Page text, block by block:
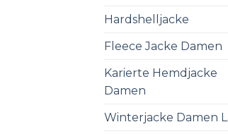
Hardshelljacke
Fleece Jacke Damen
Karierte Hemdjacke
Damen
Winterjacke Damen